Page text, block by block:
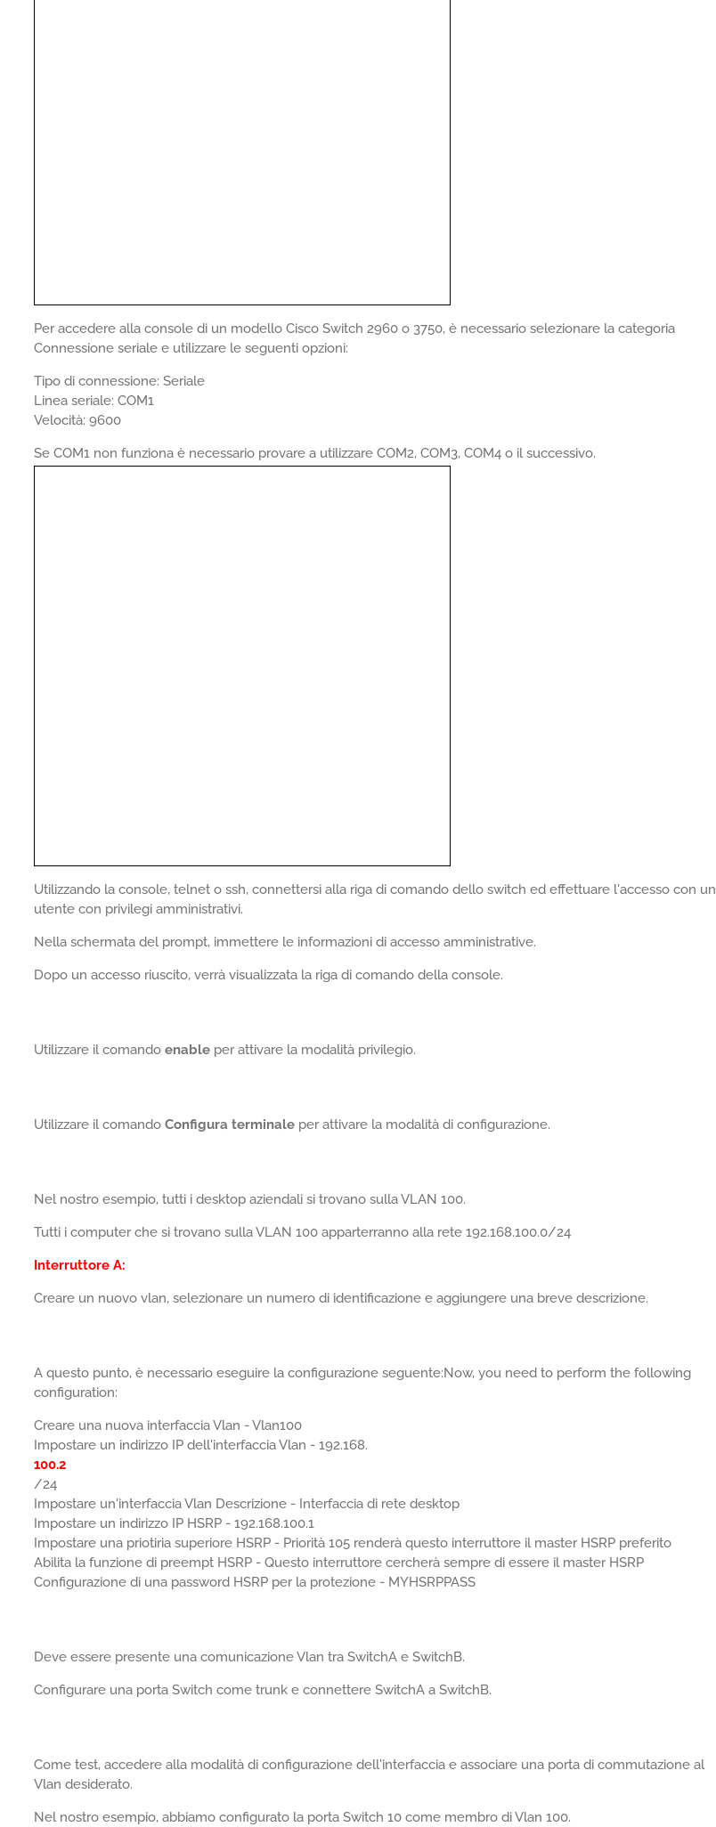
Per accedere alla console di un modello Cisco Switch 2960 o 3750, è necessario selezionare la categoria
Connessione seriale e utilizzare le seguenti opzioni:
Tipo di connessione: Seriale
Linea seriale: COM1
Velocità: 9600
Se COM1 non funziona è necessario provare a utilizzare COM2, COM3, COM4 o il successivo.
Utilizzando la console, telnet o ssh, connettersi alla riga di comando dello switch ed effettuare l'accesso con un
utente con privilegi amministrativi.
Nella schermata del prompt, immettere le informazioni di accesso amministrative.
Dopo un accesso riuscito, verrà visualizzata la riga di comando della console.
Utilizzare il comando enable per attivare la modalità privilegio.
Utilizzare il comando Configura terminale per attivare la modalità di configurazione.
Nel nostro esempio, tutti i desktop aziendali si trovano sulla VLAN 100.
Tutti i computer che si trovano sulla VLAN 100 apparterranno alla rete 192.168.100.0/24
Interruttore A:
Creare un nuovo vlan, selezionare un numero di identificazione e aggiungere una breve descrizione.
A questo punto, è necessario eseguire la configurazione seguente:Now, you need to perform the following
configuration:
Creare una nuova interfaccia Vlan - Vlan100
Impostare un indirizzo IP dell'interfaccia Vlan - 192.168.
100.2
/24
Impostare un'interfaccia Vlan Descrizione - Interfaccia di rete desktop
Impostare un indirizzo IP HSRP - 192.168.100.1
Impostare una priotiria superiore HSRP - Priorità 105 renderà questo interruttore il master HSRP preferito
Abilita la funzione di preempt HSRP - Questo interruttore cercherà sempre di essere il master HSRP
Configurazione di una password HSRP per la protezione - MYHSRPPASS
Deve essere presente una comunicazione Vlan tra SwitchA e SwitchB.
Configurare una porta Switch come trunk e connettere SwitchA a SwitchB.
Come test, accedere alla modalità di configurazione dell'interfaccia e associare una porta di commutazione al
Vlan desiderato.
Nel nostro esempio, abbiamo configurato la porta Switch 10 come membro di Vlan 100.